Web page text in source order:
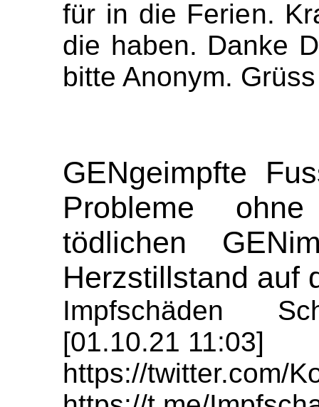
für in die Ferien.
die haben. Danke
bitte Anonym.
GENgeimpfte
Probleme
tödlichen
Herzstillstand auf
Impfschäden
[01.10.21 11:03]
https://twitter.com/